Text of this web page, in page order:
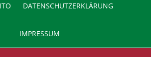
DATENSCHUTZERKLÄRUNG
IMPRESSUM